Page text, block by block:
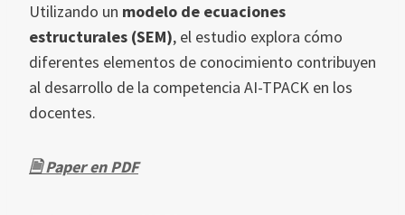
Utilizando un modelo de ecuaciones
estructurales (SEM), el estudio explora cómo
diferentes elementos de conocimiento contribuyen
al desarrollo de la competencia AI-TPACK en los
docentes.
🗎 Paper en PDF